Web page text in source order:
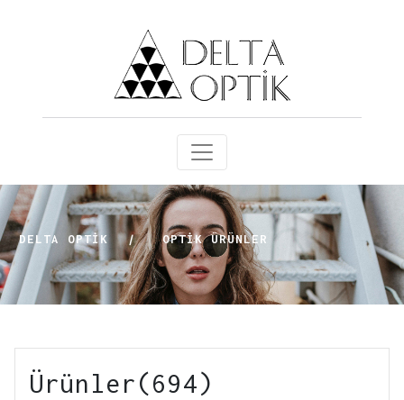
DELTA OPTİK | OPTIK ÜRÜNLER
Ürünler(694)